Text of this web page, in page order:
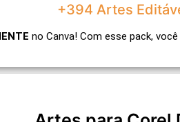
+394 Artes
no Canva! Com esse pack,